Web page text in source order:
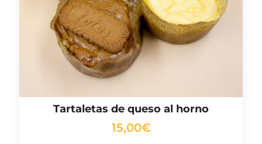
Tartaletas de queso al horno
15,00€